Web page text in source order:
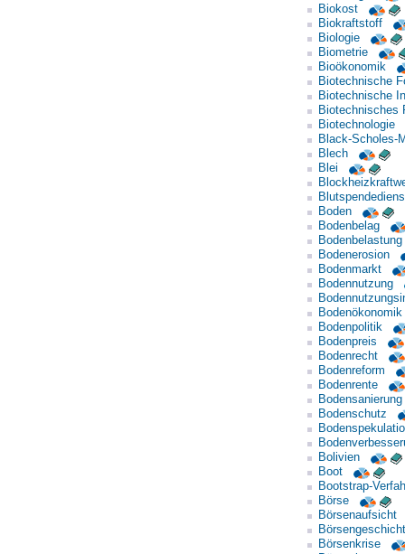
Biokost
Biokraftstoff
Biologie
Biometrie
Bioökonomik
Biotechnische
Biotechnische
Biotechnisches
Biotechnologie
Black-Scholes-
Blech
Blei
Boden
Bodenbelag
Bodenbelastung
Bodenerosion
Bodenmarkt
Bodennutzung
Bodenökonomik
Bodenpolitik
Bodenpreis
Bodenrecht
Bodenreform
Bodenrente
Bodensanierung
Bodenschutz
Bolivien
Boot
Bootstrap-
Börse
Börsenaufsicht
Börsenkrise